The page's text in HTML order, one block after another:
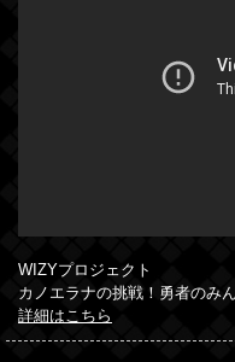
WIZYプロジェクト
カノエラナの挑戦！勇者のみ
詳細はこちら